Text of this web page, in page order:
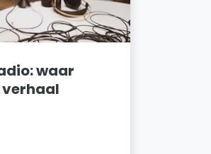
waar